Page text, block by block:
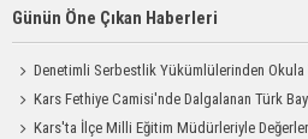
Günün Öne Çıkan Haberleri
Denetimli Serbestlik Yükümlülerinden Okula
Kars Fethiye Camisi'nde Dalgalanan Türk
Kars'ta İlçe Milli Eğitim Müdürleriyle